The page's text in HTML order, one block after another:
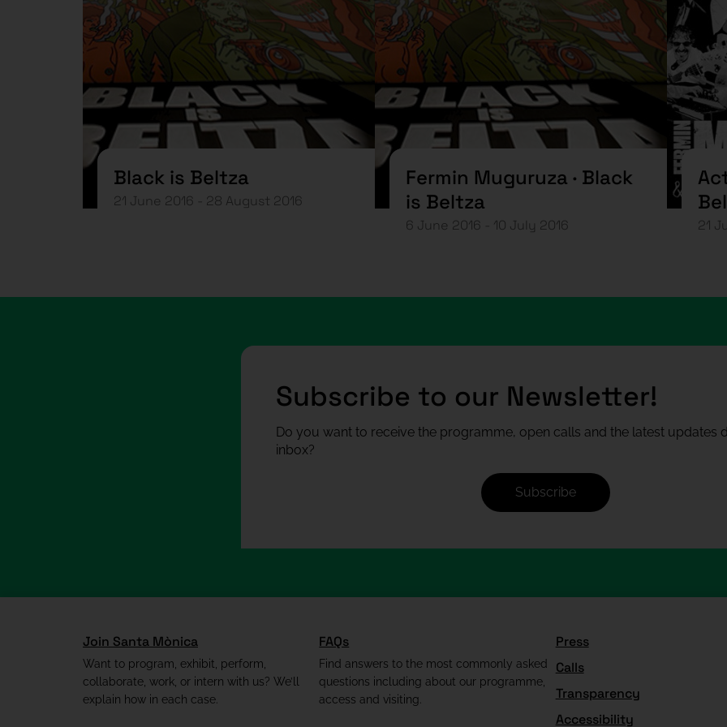
Black is Beltza
21 June 2016 - 28 August 2016
Fermin Muguruza · Black
is Beltza
6 June 2016 - 10 July 2016 21
Subscribe to our Newsletter!
Do you want to receive the programme, open calls and the latest updates
inbox?
Subscribe
Join Santa Mònica
Want to program, exhibit, perform,
collaborate, work, or intern with us? We’ll
explain how in each case.
FAQs
Find answers to the most commonly asked
questions including about our programme,
access and visiting.
Press
Calls
Transparency
Accessibility